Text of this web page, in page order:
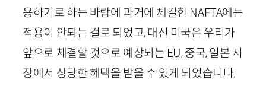
용하기로 하는 바람에 과거에 체결한 NAFTA에는
적용이 안되는 걸로 되었고, 대신 미국은 우리가
앞으로 체결할 것으로 예상되는 EU, 중국, 일본 시
장에서 상당한 혜택을 받을 수 있게 되었습니다.